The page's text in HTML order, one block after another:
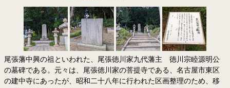
尾張藩中興の祖といわれた、尾張徳川家九代藩主 徳川宗睦源明公
の墓碑である。元々は、尾張徳川家の菩提寺である、名古屋市東区
の建中寺にあったが、昭和二十八年に行われた区画整理のため、移